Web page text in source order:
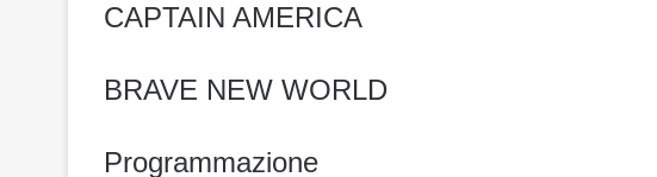
CAPTAIN AMERICA
BRAVE NEW WORLD
Programmazione